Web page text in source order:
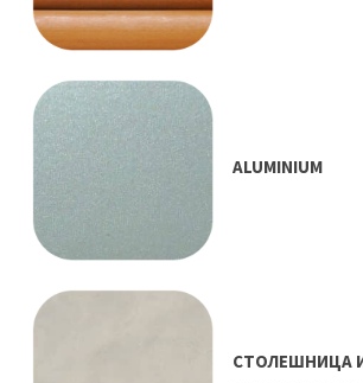
ALUMINIUM
СТОЛЕШНИЦА